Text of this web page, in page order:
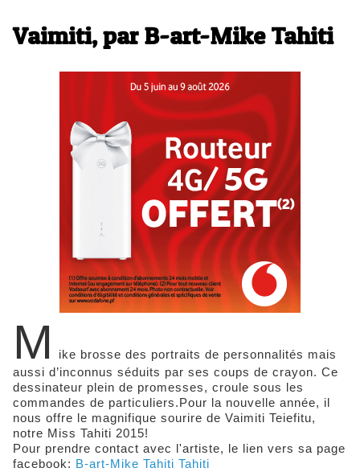
Vaimiti, par B-art-Mike Tahiti
M
ike brosse des portraits de personnalités mais
aussi d’inconnus séduits par ses coups de crayon. Ce
dessinateur plein de promesses, croule sous les
commandes de particuliers.Pour la nouvelle année, il
nous offre le magnifique sourire de Vaimiti Teiefitu,
notre Miss Tahiti 2015!
Pour prendre contact avec l'artiste, le lien vers sa page
facebook: B-art-Mike Tahiti Tahiti